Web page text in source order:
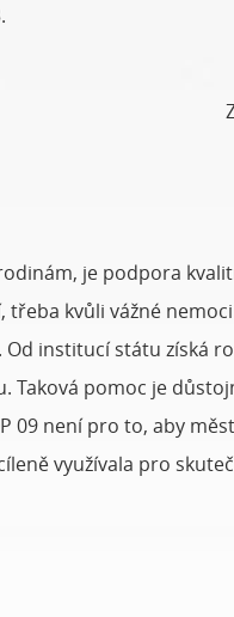
je podpora
kvůli vážné
institucí státu získá
pomoc je
09 není pro to, aby
využívala pro